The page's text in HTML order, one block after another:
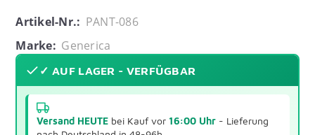
Artikel-Nr.: PANT-086
Marke: Generica
✓ AUF LAGER - VERFÜGBAR
Versand HEUTE bei Kauf vor 16:00 Uhr - Lieferung